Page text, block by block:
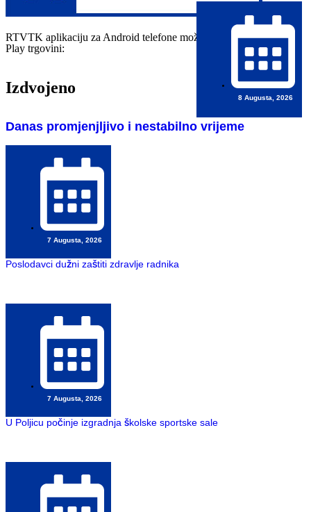
RTVTK aplikaciju za Android telefone možete preuzeti na Google
Play trgovini:
Izdvojeno
8 Augusta, 2026
Danas promjenjljivo i nestabilno vrijeme
7 Augusta, 2026
Poslodavci dužni zaštiti zdravlje radnika
7 Augusta, 2026
U Poljicu počinje izgradnja školske sportske sale